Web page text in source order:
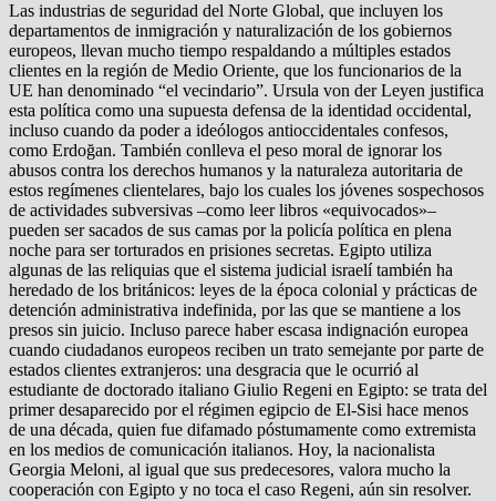
Las industrias de seguridad del Norte Global, que incluyen los
departamentos de inmigración y naturalización de los gobiernos
europeos, llevan mucho tiempo respaldando a múltiples estados
clientes en la región de Medio Oriente, que los funcionarios de la
UE han denominado “el vecindario”. Ursula von der Leyen justifica
esta política como una supuesta defensa de la identidad occidental,
incluso cuando da poder a ideólogos antioccidentales confesos,
como Erdoğan. También conlleva el peso moral de ignorar los
abusos contra los derechos humanos y la naturaleza autoritaria de
estos regímenes clientelares, bajo los cuales los jóvenes sospechosos
de actividades subversivas –como leer libros «equivocados»–
pueden ser sacados de sus camas por la policía política en plena
noche para ser torturados en prisiones secretas. Egipto utiliza
algunas de las reliquias que el sistema judicial israelí también ha
heredado de los británicos: leyes de la época colonial y prácticas de
detención administrativa indefinida, por las que se mantiene a los
presos sin juicio. Incluso parece haber escasa indignación europea
cuando ciudadanos europeos reciben un trato semejante por parte de
estados clientes extranjeros: una desgracia que le ocurrió al
estudiante de doctorado italiano Giulio Regeni en Egipto: se trata del
primer desaparecido por el régimen egipcio de El-Sisi hace menos
de una década, quien fue difamado póstumamente como extremista
en los medios de comunicación italianos. Hoy, la nacionalista
Georgia Meloni, al igual que sus predecesores, valora mucho la
cooperación con Egipto y no toca el caso Regeni, aún sin resolver.